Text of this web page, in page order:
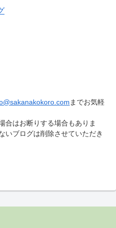
までお気軽
合はお断りする場合もありま
いブログは削除させていただき